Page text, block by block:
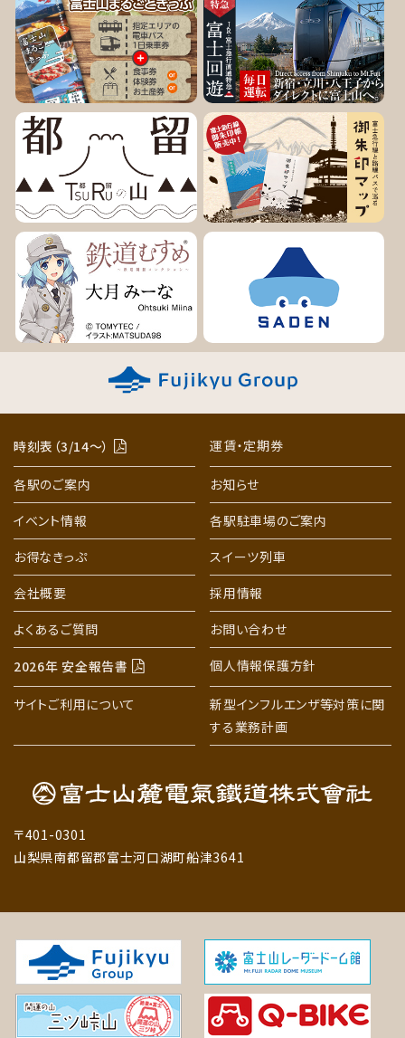
時刻表（3/14〜） 運賃・定期券
各駅のご案内
お知らせ
イベント情報
各駅駐車場のご案内
お得なきっぷ
スイーツ列車
会社概要
採用情報
よくあるご質問
お問い合わせ
2026年 安全報告書 個人情報保護方針
サイトご利用について
新型インフルエンザ等対策に関
する業務計画
〒401-0301
山梨県南都留郡富士河口湖町船津3641